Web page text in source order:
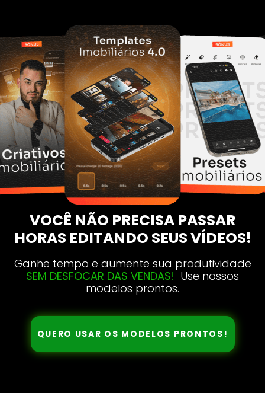
VOCÊ NÃO PRECISA PASSAR
HORAS EDITANDO SEUS VÍDEOS!
Ganhe tempo e aumente sua produtividade
SEM DESFOCAR DAS VENDAS! Use nossos
modelos prontos.
QUERO USAR OS MODELOS PRONTOS!